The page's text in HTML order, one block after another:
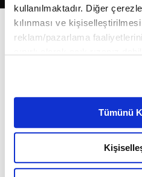
kullanılmaktadır. Diğer
kılınması ve
reklam/pazarlama
belirleyebilirsiniz. Çerezlere
Ayarlar butonuna tıklayabilir,
Metnimizi ziyaret edebilirsiniz.
6698 sayılı Kişisel Verilerin
okumak ve sitemizi ziyaretiniz
gerçekleştirilen veri işleme
Tümünü